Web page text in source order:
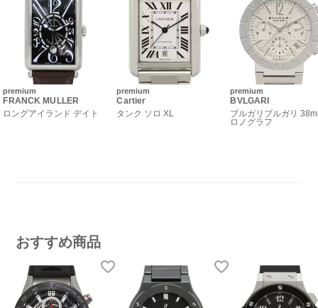
premium
FRANCK MULLER
ロングアイランド デイト
premium
Cartier
タンク ソロ XL
premium
BVLGARI
ブルガリブルガリ
ロノグラフ
おすすめ商品